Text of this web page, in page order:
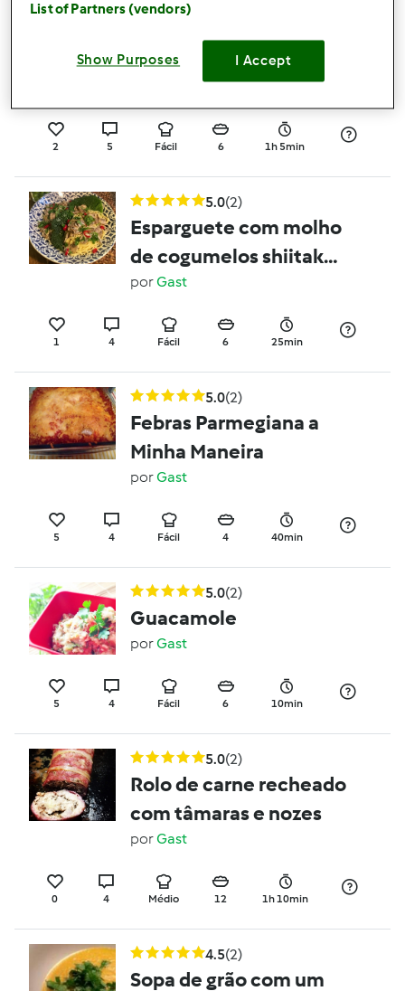
5.0(2)
Sopa de agrião
2 5 Fácil 6 1h 5min
5.0(2)
Esparguete com molho
de cogumelos shiitake
e peperoncino
porGast
1 4 Fácil 6 25min
5.0(2)
Febras Parmegiana a
Minha Maneira
porGast
5 4 Fácil 4 40min
5.0(2)
Guacamole
porGast
5 4 Fácil 6 10min
5.0(2)
Rolo de carne recheado
com tâmaras e nozes
porGast
0 4 Médio 12 1h 10min
4.5(2)
Sopa de grão com um
List of Partners (vendors)
Show Purposes I Accept